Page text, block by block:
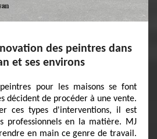
des peintres dans
et ses environs
pour les maisons se font
décident de procéder à une vente.
ces types d'interventions, il est
professionnels en la matière. MJ
en main ce genre de travail.